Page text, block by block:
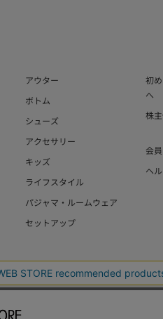
アウター
ボトム
シューズ
アクセサリー
キッズ
ライフスタイル
パジャマ・ルームウェア
セットアップ
初
へ
株
会
ヘ